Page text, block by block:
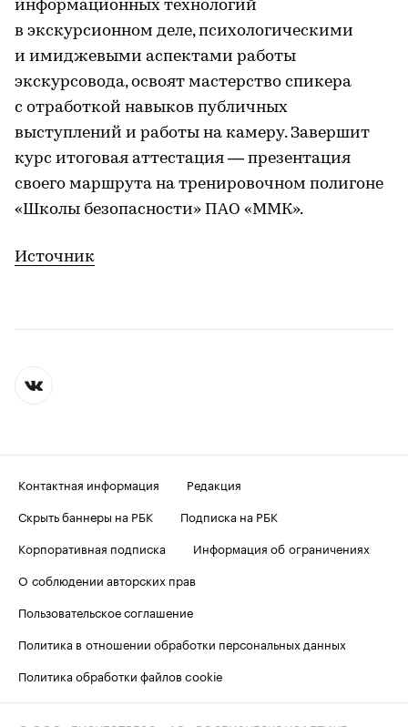
информационных технологий
в экскурсионном деле, психологическими
и имиджевыми аспектами работы
экскурсовода, освоят мастерство спикера
с отработкой навыков публичных
выступлений и работы на камеру. Завершит
курс итоговая аттестация — презентация
своего маршрута на тренировочном полигоне
«Школы безопасности» ПАО «ММК».
Источник
Контактная информация
Редакция
Скрыть баннеры на РБК
Подписка на РБК
Корпоративная подписка
Информация об ограничениях
О соблюдении авторских прав
Пользовательское соглашение
Политика в отношении обработки персональных данных
Политика обработки файлов cookie